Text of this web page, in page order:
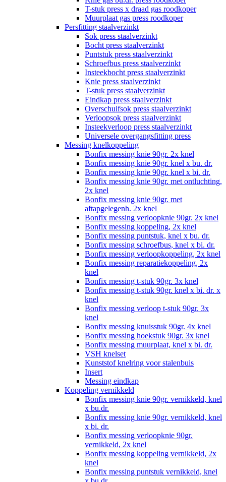
T-stuk press x draad gas roodkoper
Muurplaat gas press roodkoper
Persfitting staalverzinkt
Sok press staalverzinkt
Bocht press staalverzinkt
Puntstuk press staalverzinkt
Schroefbus press staalverzinkt
Insteekbocht press staalverzinkt
Knie press staalverzinkt
T-stuk press staalverzinkt
Eindkap press staalverzinkt
Overschuifsok press staalverzinkt
Verloopsok press staalverzinkt
Insteekverloop press staalverzinkt
Universele overgangsfitting press
Messing knelkoppeling
Bonfix messing knie 90gr. 2x knel
Bonfix messing knie 90gr. knel x bu. dr.
Bonfix messing knie 90gr. knel x bi. dr.
Bonfix messing knie 90gr. met ontluchting,
2x knel
Bonfix messing knie 90gr. met
aftapgelegenh. 2x knel
Bonfix messing verloopknie 90gr. 2x knel
Bonfix messing koppeling, 2x knel
Bonfix messing puntstuk, knel x bu. dr.
Bonfix messing schroefbus, knel x bi. dr.
Bonfix messing verloopkoppeling, 2x knel
Bonfix messing reparatiekoppeling, 2x
knel
Bonfix messing t-stuk 90gr. 3x knel
Bonfix messing t-stuk 90gr. knel x bi. dr. x
knel
Bonfix messing verloop t-stuk 90gr. 3x
knel
Bonfix messing knuisstuk 90gr. 4x knel
Bonfix messing hoekstuk 90gr. 3x knel
Bonfix messing muurplaat, knel x bi. dr.
VSH knelset
Kunststof knelring voor stalenbuis
Insert
Messing eindkap
Koppeling vernikkeld
Bonfix messing knie 90gr. vernikkeld, knel
x bu.dr.
Bonfix messing knie 90gr. vernikkeld, knel
x bi. dr.
Bonfix messing verloopknie 90gr.
vernikkeld, 2x knel
Bonfix messing koppeling vernikkeld, 2x
knel
Bonfix messing puntstuk vernikkeld, knel